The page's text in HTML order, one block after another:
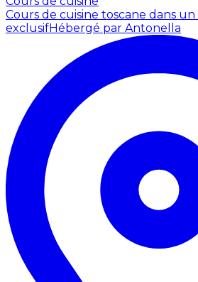
Cours de cuisine toscane dans
exclusifHébergé par Antonella